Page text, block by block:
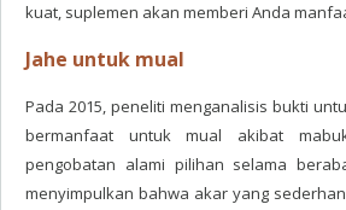
kuat, suplemen akan memberi Anda
Jahe untuk mual
Pada 2015, peneliti menganalisis bukti
bermanfaat untuk mual akibat
pengobatan alami pilihan selama
menyimpulkan bahwa akar yang